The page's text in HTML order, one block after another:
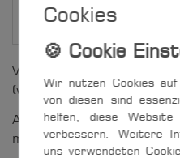
Hersteller
Vielseitig einsetzbarer 10
(vernietet).
Auf der formstabilen
maximale Tauwerk-Stärke
Cookies
Wir nutzen Cookies
von diesen sind
helfen, diese
verbessern. Weitere
uns verwendeten